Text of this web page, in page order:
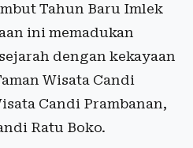
Tahun Baru Imlek
ini memadukan
dengan kekayaan
Wisata Candi
Candi Prambanan,
Ratu Boko.